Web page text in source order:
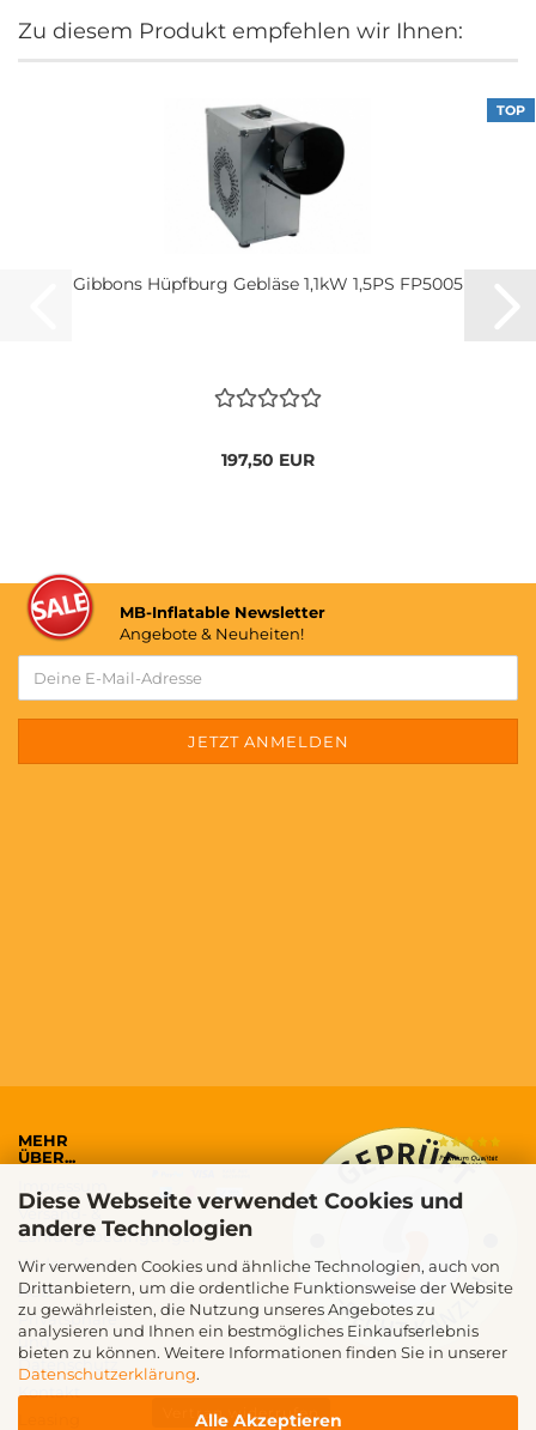
Diese Webseite verwendet Cookies und
andere Technologien
Wir verwenden Cookies und ähnliche Technologien, auch von
Drittanbietern, um die ordentliche Funktionsweise der Website
zu gewährleisten, die Nutzung unseres Angebotes zu
analysieren und Ihnen ein bestmögliches Einkaufserlebnis
bieten zu können. Weitere Informationen finden Sie in unserer
Datenschutzerklärung.
Alle Akzeptieren
Zu diesem Produkt empfehlen wir Ihnen:
TOP
Gibbons Hüpfburg Gebläse 1,1kW 1,5PS FP5005
197,50 EUR
MB-Inflatable Newsletter
Angebote & Neuheiten!
MEHR
ÜBER...
Versand- &
Zahlungsbedingungen
Widerrufsrecht
AGB
Privatsphäre
und
Datenschutz
Kontakt
Vertrag widerrufen